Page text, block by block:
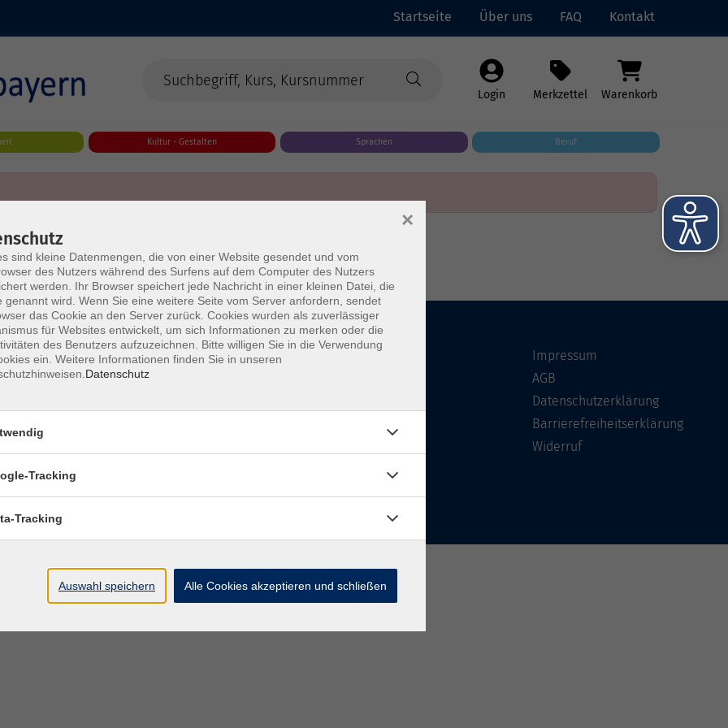
Startseite Über uns FAQ Kontakt
Login Merkzettel Warenkorb
Kultur - Gestalten Sprachen Beruf
Startseite
Impressum
AGB
Datenschutzerklärung
Barrierefreiheitserklärung
Widerruf
sind kleine Datenmengen, die von einer Website gesendet und vom
des Nutzers während des Surfens auf dem Computer des Nutzers
werden. Ihr Browser speichert jede Nachricht in einer kleinen Datei, die
genannt wird. Wenn Sie eine weitere Seite vom Server anfordern, sendet
das Cookie an den Server zurück. Cookies wurden als zuverlässiger
für Websites entwickelt, um sich Informationen zu merken oder die
des Benutzers aufzuzeichnen. Bitte willigen Sie in die Verwendung
ein. Weitere Informationen finden Sie in unseren
Datenschutz
×
Tracking
Tracking
Auswahl speichern Alle Cookies akzeptieren und schließen